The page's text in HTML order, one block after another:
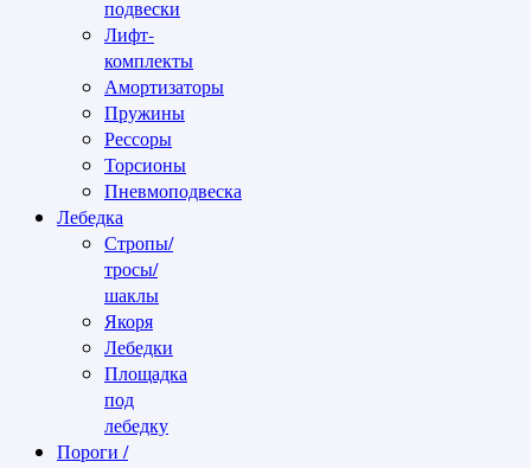
подвески
Лифт-
комплекты
Амортизаторы
Пружины
Рессоры
Торсионы
Пневмоподвеска
Лебедка
Стропы/
тросы/
шаклы
Якоря
Лебедки
Площадка
под
лебедку
Пороги /